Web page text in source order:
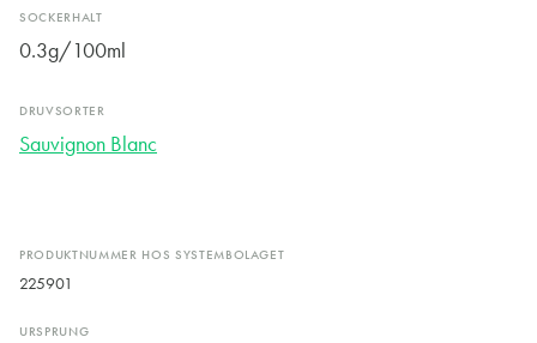
PRODUKTNUMMER HOS SYSTEMBOLAGET
225901
URSPRUNG
SOCKERHALT
0.3g/100ml
DRUVSORTER
Sauvignon Blanc